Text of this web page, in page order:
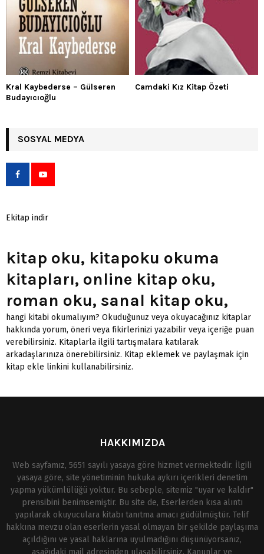
Kral Kaybederse – Gülseren
Budayıcıoğlu
Camdaki Kız Kitap Özeti
SOSYAL MEDYA
Ekitap indir
kitap oku, kitapoku okuma
kitapları, online kitap oku,
roman oku, sanal kitap oku,
hangi kitabi okumalıyım? Okuduğunuz veya okuyacağınız kitaplar
hakkında yorum, öneri veya fikirlerinizi yazabilir veya içeriğe puan
verebilirsiniz. Kitaplarla ilgili tartışmalara katılarak
arkadaşlarınıza önerebilirsiniz. Kitap eklemek ve paylaşmak için
kitap ekle linkini kullanabilirsiniz.
HAKKIMIZDA
Web sayfamız, 5651 sayılı yasaya göre hizmet vermektedir. İlgili
yasaya göre, site yönetiminin hukuka aykırı içerikleri denetim
yapma yükümlülüğü yoktur. Bu sebeple, sitemiz "uyar ve kaldır"
prensibini benimsemiştir. Bu site de, Eserlerden kısa alıntı
yapılarak okuyuculara kitabı tanıtma amacı güdülmüştür. Telif
hakkına mevzu olan eserlerin yasal olmayan bir şekilde paylaşıma
açıldığını ve yasal haklarına uyulmadığını düşünüyorsanız,
aşağıdaki mail adresinden ulaşabilirsiniz. Kanunlar ve